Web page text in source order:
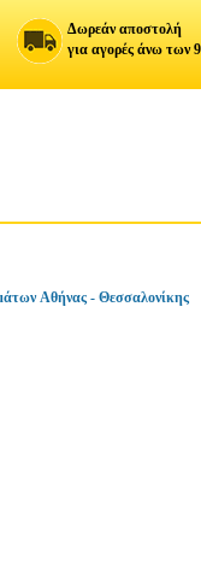
Δωρεάν αποστολή
για αγορές άνω των
Αθήνας - Θεσσαλονίκης